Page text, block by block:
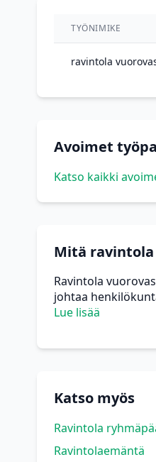
TYÖNIMIKE
ravintola
Avoimet
Katso kaikki
Mitä ravintola
Ravintola
johtaa
Lue lisää
Katso myös
Ravintola
Ravintolaemäntä